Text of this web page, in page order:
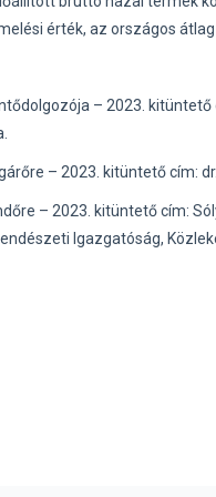
érték, az országos
– 2023.
– 2023. kitüntető cím:
– 2023. kitüntető cím:
Igazgatóság,